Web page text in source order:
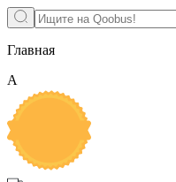
Главная
А